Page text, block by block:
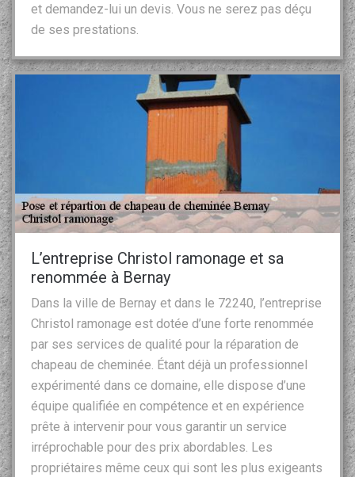
et demandez-lui un devis. Vous ne serez pas déçu
de ses prestations.
L’entreprise Christol ramonage et sa
renommée à Bernay
Dans la ville de Bernay et dans le 72240, l’entreprise
Christol ramonage est dotée d’une forte renommée
par ses services de qualité pour la réparation de
chapeau de cheminée. Étant déjà un professionnel
expérimenté dans ce domaine, elle dispose d’une
équipe qualifiée en compétence et en expérience
prête à intervenir pour vous garantir un service
irréprochable pour des prix abordables. Les
propriétaires même ceux qui sont les plus exigeants